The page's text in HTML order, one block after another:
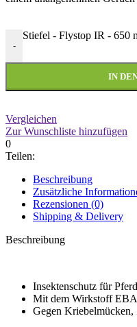
-
Stiefel - Flystop IR - 650
IN
Vergleichen
Zur Wunschliste hinzufügen
0
Teilen:
Beschreibung
Zusätzliche
Rezensionen (0)
Shipping & Delivery
Beschreibung
Insektenschutz für
Mit dem Wirkstoff
Gegen Kriebelmücken,